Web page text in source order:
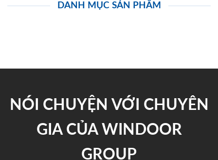
DANH MỤC SẢN PHẨM
NÓI CHUYỆN VỚI CHUYÊN
GIA CỦA WINDOOR
GROUP